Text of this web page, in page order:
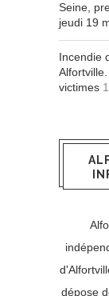
Seine,
jeudi 19
Incendie
victimes
dépose